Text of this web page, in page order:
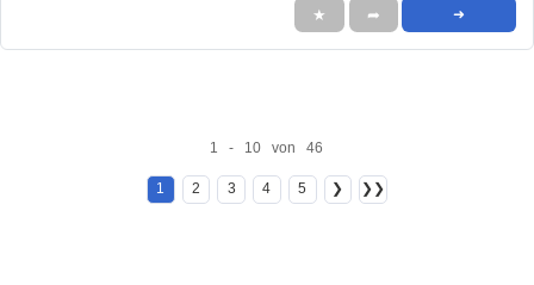
★ ➦ ➜
1 - 10 von 46
1 2 3 4 5 ❯ ❯❯